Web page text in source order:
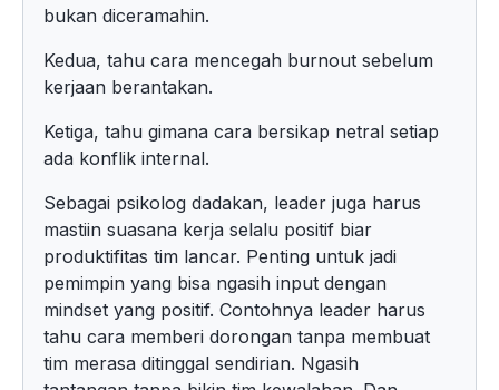
bukan diceramahin.
Kedua, tahu cara mencegah burnout sebelum
kerjaan berantakan.
Ketiga, tahu gimana cara bersikap netral setiap
ada konflik internal.
Sebagai psikolog dadakan, leader juga harus
mastiin suasana kerja selalu positif biar
produktifitas tim lancar. Penting untuk jadi
pemimpin yang bisa ngasih input dengan
mindset yang positif. Contohnya leader harus
tahu cara memberi dorongan tanpa membuat
tim merasa ditinggal sendirian. Ngasih